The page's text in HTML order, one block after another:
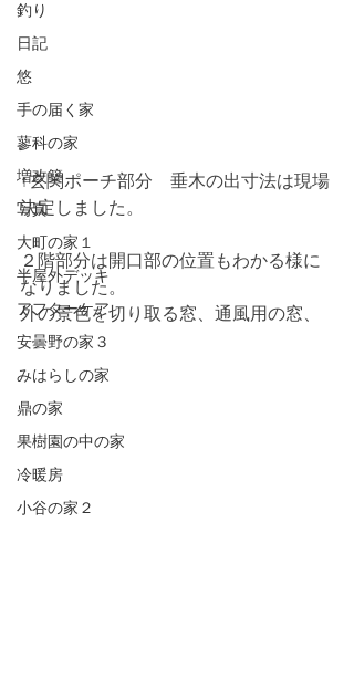
釣り
日記
悠
手の届く家
蓼科の家
増改築
写真
大町の家１
半屋外デッキ
アフターケア
安曇野の家３
みはらしの家
鼎の家
果樹園の中の家
冷暖房
小谷の家２
↑玄関ポーチ部分　垂木の出寸法は現場
決定しました。
２階部分は開口部の位置もわかる様に
なりました。
外の景色を切り取る窓、通風用の窓、